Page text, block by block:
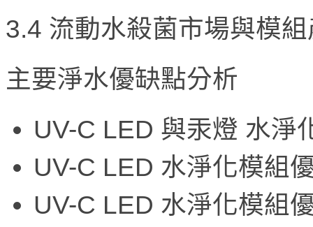
3.4 流動水殺菌市場與模
主要淨水優缺點分析
UV-C LED 與汞燈 水淨
UV-C LED 水淨化模組
UV-C LED 水淨化模組